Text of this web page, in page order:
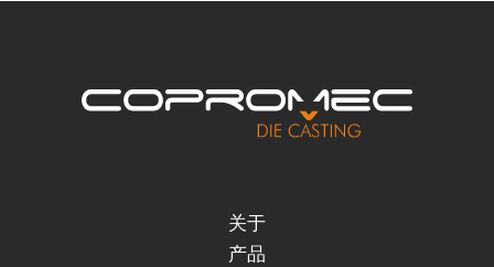
关于
产品